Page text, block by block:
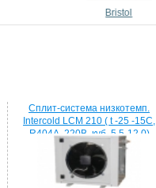
Bristol
Compressors
Сплит-система низкотемп.
Intercold LCM 210 ( t -25 -15C,
R404A, 220В, куб. 5,5-12,0)